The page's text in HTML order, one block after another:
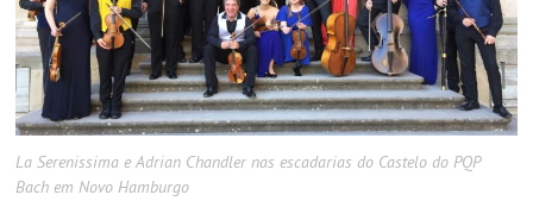
La Serenissima e Adrian Chandler nas escadarias do Castelo do PQP
Bach em Novo Hamburgo